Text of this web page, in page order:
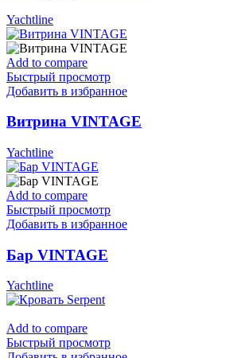
Yachtline
Add to compare
Быстрый просмотр
Добавить в избранное
Витрина VINTAGE
Yachtline
Add to compare
Быстрый просмотр
Добавить в избранное
Бар VINTAGE
Yachtline
Add to compare
Быстрый просмотр